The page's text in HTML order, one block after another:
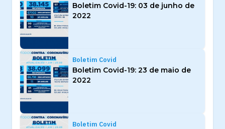
Boletim Covid-19: 03 de junho de
2022
Boletim Covid
Boletim Covid-19: 23 de maio de
2022
Boletim Covid